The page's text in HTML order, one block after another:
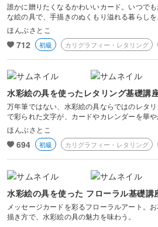
誰かに贈りたくなるかわいいカード。いつで
な絵の具で、手描きのぬくもり溢れる暮らしを
ほんぶさとこ
712 初級 カリグラフィー・レタリング
水彩絵の具を使ったレタリング基礎講
万年筆ではない、水彩絵の具ならではのレタ
で彩られた文字が、カードやカレンダーを華や
ほんぶさとこ
694 初級 カリグラフィー・レタリング
水彩絵の具を使った フローラル基礎講
メッセージカードを彩るフローラルアート。
描き方で、水彩絵の具の魅力を味わう。